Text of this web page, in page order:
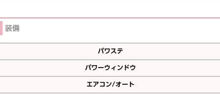
装備
パワステ
パワーウィンドウ
エアコン/オート